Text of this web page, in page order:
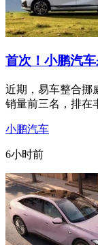
首次！小鹏汽
近期，易车整合挪
销量前三名，排在
小鹏汽车
6小时前